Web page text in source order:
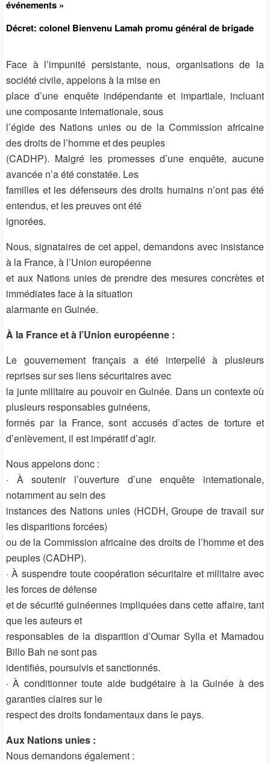
événements »
Décret: colonel Bienvenu Lamah promu général de brigade
Face à l’impunité persistante, nous, organisations de la
société civile, appelons à la mise en
place d’une enquête indépendante et impartiale, incluant
une composante internationale, sous
l’égide des Nations unies ou de la Commission africaine
des droits de l’homme et des peuples
(CADHP). Malgré les promesses d’une enquête, aucune
avancée n’a été constatée. Les
familles et les défenseurs des droits humains n’ont pas été
entendus, et les preuves ont été
ignorées.
Nous, signataires de cet appel, demandons avec insistance
à la France, à l’Union européenne
et aux Nations unies de prendre des mesures concrètes et
immédiates face à la situation
alarmante en Guinée.
À la France et à l’Union européenne :
Le gouvernement français a été interpellé à plusieurs
reprises sur ses liens sécuritaires avec
la junte militaire au pouvoir en Guinée. Dans un contexte où
plusieurs responsables guinéens,
formés par la France, sont accusés d’actes de torture et
d’enlèvement, il est impératif d’agir.
Nous appelons donc :
· À soutenir l’ouverture d’une enquête internationale,
notamment au sein des
instances des Nations unies (HCDH, Groupe de travail sur
les disparitions forcées)
ou de la Commission africaine des droits de l’homme et des
peuples (CADHP).
· À suspendre toute coopération sécuritaire et militaire avec
les forces de défense
et de sécurité guinéennes impliquées dans cette affaire, tant
que les auteurs et
responsables de la disparition d’Oumar Sylla et Mamadou
Billo Bah ne sont pas
identifiés, poursuivis et sanctionnés.
· À conditionner toute aide budgétaire à la Guinée à des
garanties claires sur le
respect des droits fondamentaux dans le pays.
Aux Nations unies :
Nous demandons également :